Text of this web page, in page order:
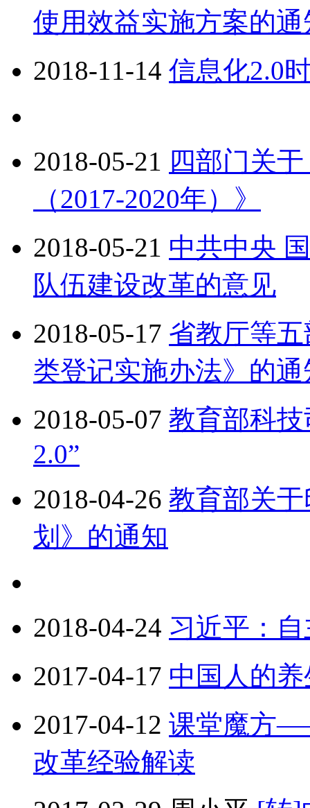
使用效益实施方案的通
2018-11-14 信息化2.0
2018-05-21 四部门关
（2017-2020年）》
2018-05-21 中共中央
队伍建设改革的意见
2018-05-17 省教厅等
类登记实施办法》的通
2018-05-07 教育部科
2.0”
2018-04-26 教育部关
划》的通知
2018-04-24 习近平：
2017-04-17 中国人的
2017-04-12 课堂魔方
改革经验解读